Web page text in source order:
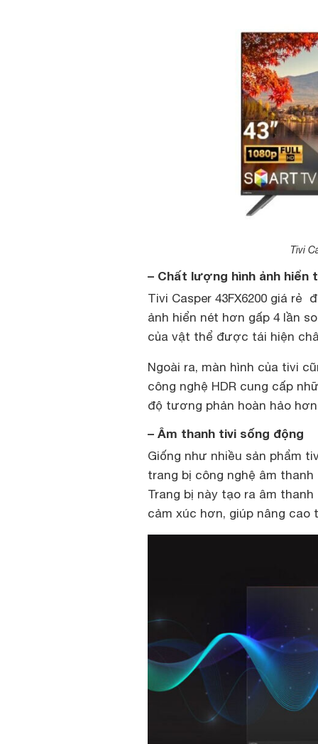
Tivi
– Chất lượng hình ảnh hiển
Tivi Casper 43FX6200 giá rẻ
ảnh hiển nét hơn gấp 4 lần
của vật thể được tái hiện
Ngoài ra, màn hình của tivi
công nghệ HDR cung cấp
độ tương phản hoàn hảo
– Âm thanh tivi sống động
Giống như nhiều sản phẩm
trang bị công nghệ âm thanh
Trang bị này tạo ra âm
cảm xúc hơn, giúp nâng cao